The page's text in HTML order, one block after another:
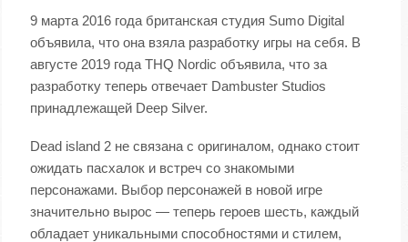
9 марта 2016 года британская студия Sumo Digital
объявила, что она взяла разработку игры на себя. В
августе 2019 года THQ Nordic объявила, что за
разработку теперь отвечает Dambuster Studios
принадлежащей Deep Silver.
Dead island 2 не связана с оригиналом, однако стоит
ожидать пасхалок и встреч со знакомыми
персонажами. Выбор персонажей в новой игре
значительно вырос — теперь героев шесть, каждый
обладает уникальными способностями и стилем,